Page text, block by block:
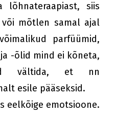
lõhnateraapiast, siis
mõtlen samal ajal
parfüümid,
-õlid mind ei kõneta,
vältida, et nn
esile pääseksid.
eelkõige emotsioone.